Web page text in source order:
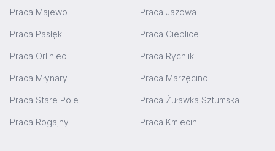
Praca Majewo Praca Jazowa
Praca Pasłęk Praca Cieplice
Praca Orliniec Praca Rychliki
Praca Młynary Praca Marzęcino
Praca Stare Pole Praca Żuławka Sztumska
Praca Rogajny Praca Kmiecin